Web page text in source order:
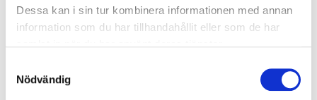
Dessa kan i sin tur kombinera informationen med annan
information som du har tillhandahållit eller som de har
Nödvändig
Nödljus: Nej
Dubbla införingshål på armaturens ovansida.